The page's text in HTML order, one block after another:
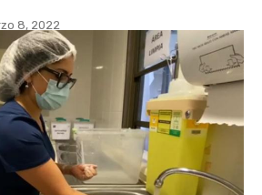
8, 2022